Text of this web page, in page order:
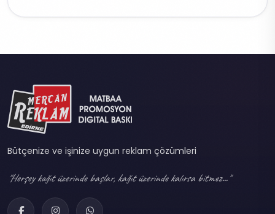
Bütçenize ve işinize uygun reklam çözümleri
"Herşey kağıt üzerinde başlar, kağıt üzerinde kalırsa bitmez..."